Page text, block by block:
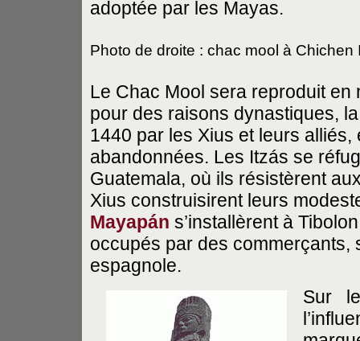
adoptée par les Mayas.
Photo de droite : chac mool à Chichen
Le Chac Mool sera reproduit
pour des raisons dynastiques,
1440 par les Xius et leurs
abandonnées. Les Itzás se
Guatemala, où ils résistèrent
Xius construisirent leurs
Mayapán s’installèrent à
occupés par des commerçants,
espagnole.
Sur